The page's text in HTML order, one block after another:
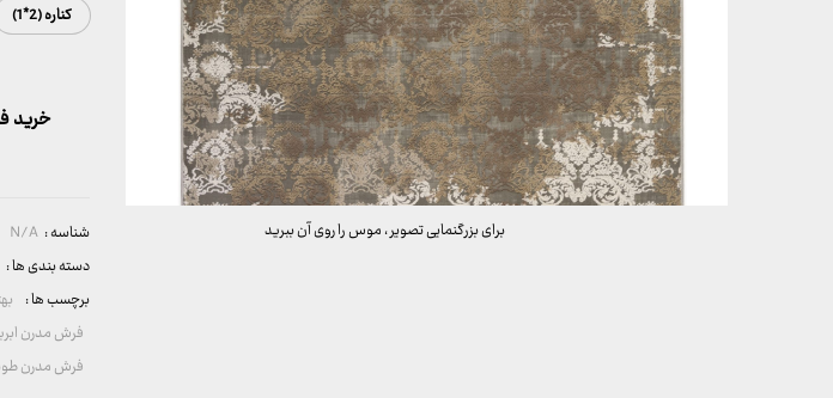
برای بزرگنمایی تصویر ، موس را روی آن ببرید
کناره (2*1)
خرید
شناسه : N/A
دسته بندی ها :
برچسب ها :
فرش مدرن
فرش مدرن